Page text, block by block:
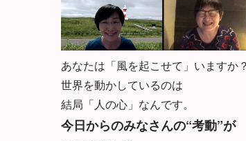
あなたは「風を起こせて」いますか？
世界を動かしているのは
結局「人の心」なんです。
今日からのみなさんの“考動”が